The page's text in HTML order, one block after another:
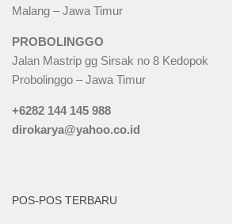
Malang – Jawa Timur
PROBOLINGGO
Jalan Mastrip gg Sirsak no 8 Kedopok
Probolinggo – Jawa Timur
+6282 144 145 988
dirokarya@yahoo.co.id
POS-POS TERBARU